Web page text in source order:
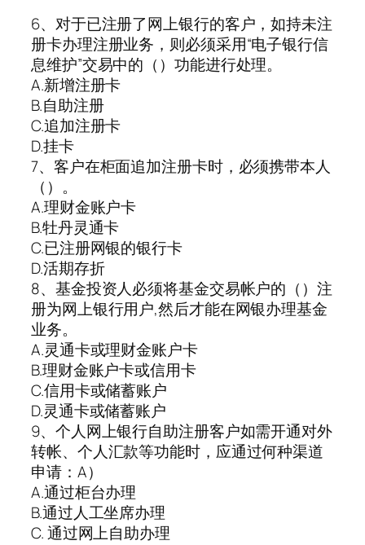
6、对于已注册了网上银行的客户，如持未注
册卡办理注册业务，则必须采用“电子银行信
息维护”交易中的（）功能进行处理。
A.新增注册卡
B.自助注册
C.追加注册卡
D.挂卡
7、客户在柜面追加注册卡时，必须携带本人
（）。
A.理财金账户卡
B.牡丹灵通卡
C.已注册网银的银行卡
D.活期存折
8、基金投资人必须将基金交易帐户的（）注
册为网上银行用户,然后才能在网银办理基金
业务。
A.灵通卡或理财金账户卡
B.理财金账户卡或信用卡
C.信用卡或储蓄账户
D.灵通卡或储蓄账户
9、个人网上银行自助注册客户如需开通对外
转帐、个人汇款等功能时，应通过何种渠道
申请：A）
A.通过柜台办理
B.通过人工坐席办理
C. 通过网上自助办理